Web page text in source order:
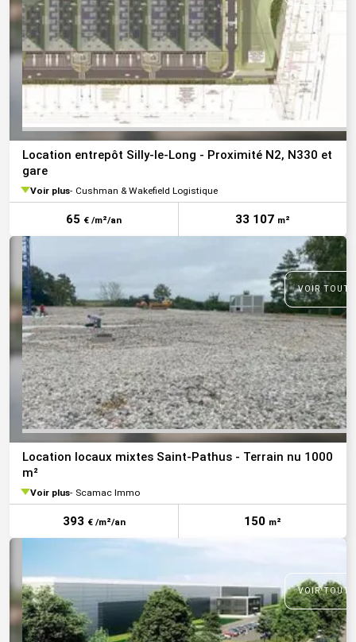
Location entrepôt Silly-le-Long - Proximité N2, N330 et
gare
Voir plus Cushman & Wakefield Logistique
65 € /m²/an 33 107 m²
VOIR
Location locaux mixtes Saint-Pathus - Terrain nu 1000
m²
Voir plus Scamac Immo
393 € /m²/an 150 m²
VOIR